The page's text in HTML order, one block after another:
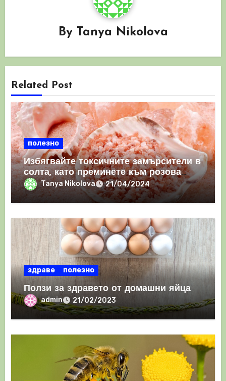
By Tanya Nikolova
Related Post
полезно
Избягвайте токсичните замърсители в
солта, като преминете към розова
хималайска сол
Tanya Nikolova 21/04/2024
здраве полезно
Ползи за здравето от домашни яйца
admin 21/02/2023